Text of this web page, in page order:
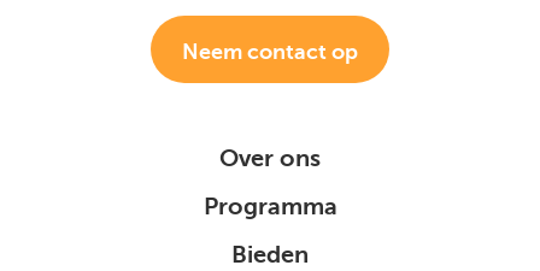
Neem contact op
Over ons
Programma
Bieden